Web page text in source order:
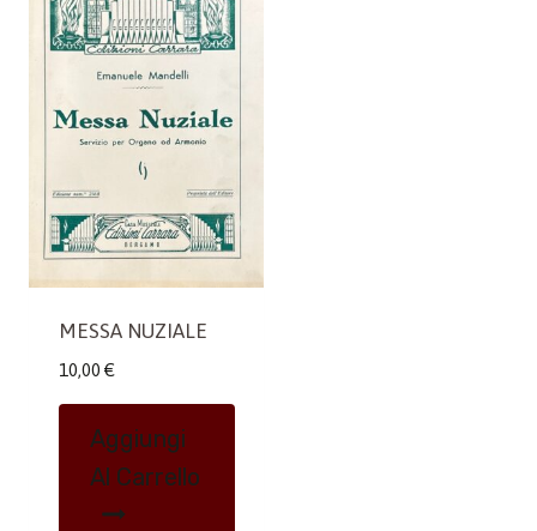
MESSA NUZIALE
10,00 €
Aggiungi
Al Carrello